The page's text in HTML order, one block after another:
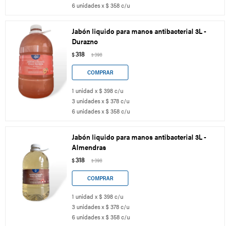
6 unidades x $ 358 c/u
Jabón liquido para manos antibacterial 3L -
Durazno
$318 $398
1 unidad x $ 398 c/u
3 unidades x $ 378 c/u
6 unidades x $ 358 c/u
Jabón liquido para manos antibacterial 3L -
Almendras
$318 $398
1 unidad x $ 398 c/u
3 unidades x $ 378 c/u
6 unidades x $ 358 c/u